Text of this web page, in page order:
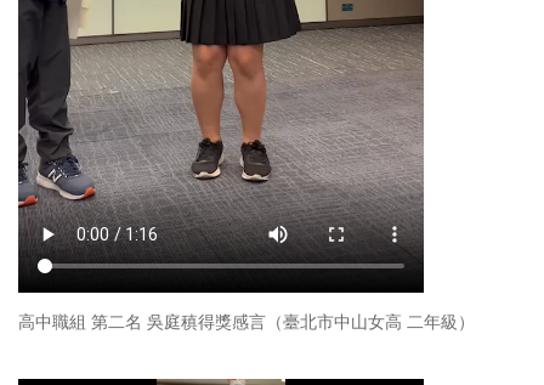
高中職組 第二名 吳庭稹得獎感言（臺北市中山女高 二年級）